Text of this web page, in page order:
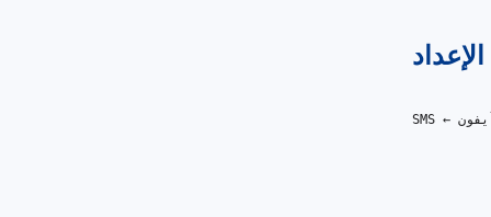
الإعداد
SMS ← آيفون ← SMS to Email Forwarder ← بريدك@email.com
آيباد/لوحي